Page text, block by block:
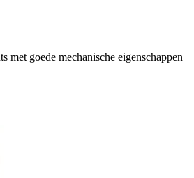
met goede mechanische eigenschappen